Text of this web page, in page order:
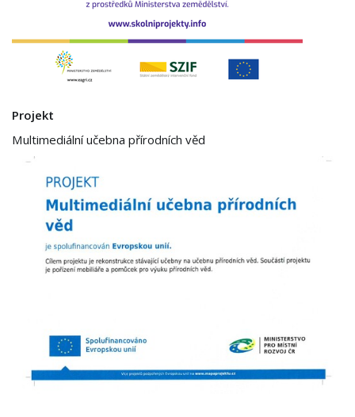
Projekt
Multimediální učebna přírodních věd